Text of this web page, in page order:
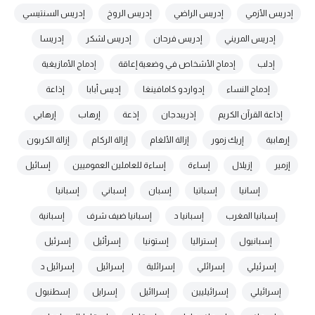
إدريس الأزمي إدريس الراضي إدريس الروخ إدريس السنتيسي
إدريس المريني إدريس فرحان إدريس لشكر إدريسا
إدلب إدماج الأشخاص في وضعية إعاقة إدماج الأمازيغية
إدماج النساء إدواردو كامافينغا إديس أبابا إذاعة
إذاعة القرآن الكريم إذريبدجان إذعة إرهاب إرهابي
إرهابية إريك زمور إزالة الألغام إزالة الركام إزالة الكربون
إزمير إزيلال إساءة إساءة للعاملين العموميين إسائيل
إسانيا إسباتيا إسبان إسباني إسبانيا
إسبانيا المغرب إسبانيا د إسبانيا ضيف شرف إسبانية
إسبانيول إستراليا إستونيا إسرأئيل إسرئيل
إسرئيلي إسرائلي إسرائلية إسرائيل إسرائيل د
إسرائيلي إسرائيليين إسراائيل إسرايل إسطنبول